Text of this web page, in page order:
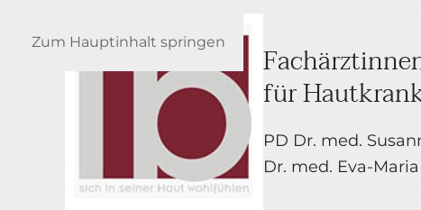
Zum Hauptinhalt springen
für
PD Dr. med.
Dr. med. Eva-